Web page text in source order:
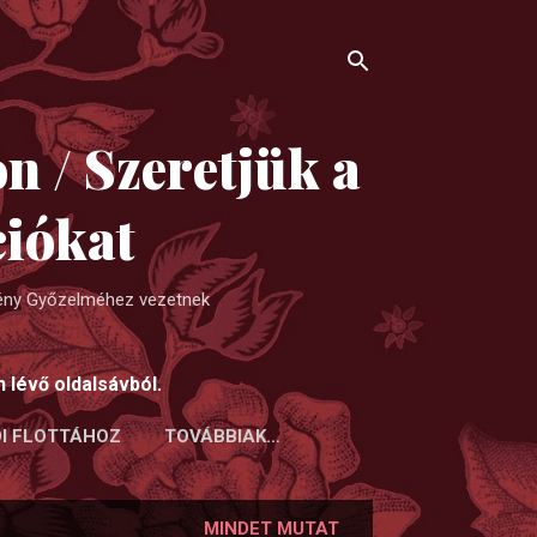
/ Szeretjük a
Győzelméhez vezetnek
lévő oldalsávból.
FLOTTÁHOZ TOVÁBBIAK…
MINDET MUTAT